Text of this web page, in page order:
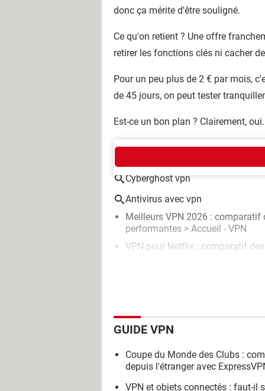
donc ça mérite d'être souligné.
Ce qu'on retient ? Une offre
retirer les fonctions clés ni cacher
Pour un peu plus de 2 € par mois,
de 45 jours, on peut tester
Est-ce un bon plan ? Clairement,
AUTOUR DU MÊME SUJET
Cyberghost vpn
Antivirus avec vpn
Meilleurs VPN 2026 :
performantes > Accueil - VPN
VPN pour Netflix : comparatif
GUIDE VPN
Coupe du Monde des Clubs :
depuis l'étranger avec
VPN et objets connectés : faut-il